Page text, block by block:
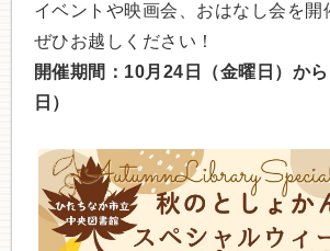
イベントや映画会、おはなし会を開
ぜひお越しください！
開催期間：10月24日（金曜日）か
日）